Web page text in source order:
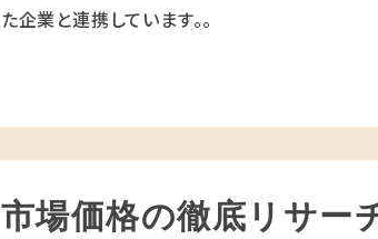
た企業と連携しています。。
市場価格の徹底リサー